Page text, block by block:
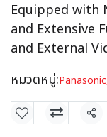
Equipped with
and Extensive
and External
หมวดหมู่:Panasonic
แชร์